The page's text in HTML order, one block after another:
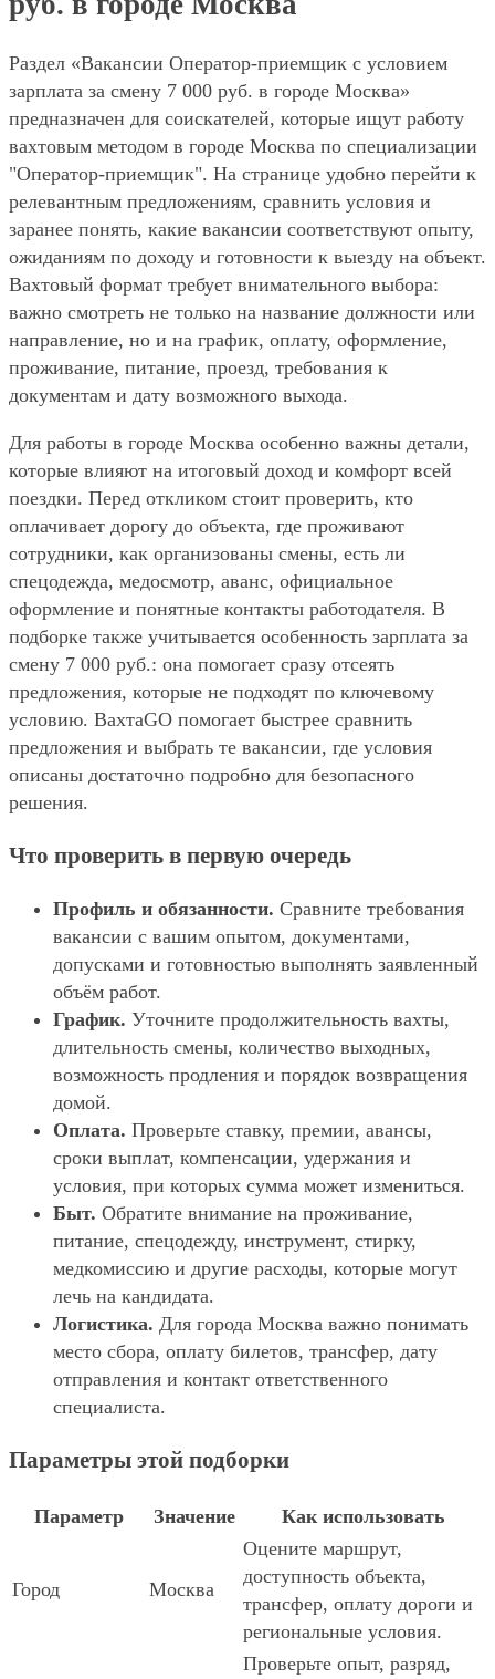
Раздел «Вакансии Оператор-приемщик с условием
зарплата за смену 7 000 руб. в городе Москва»
предназначен для соискателей, которые ищут работу
вахтовым методом в городе Москва по специализации
"Оператор-приемщик". На странице удобно перейти к
релевантным предложениям, сравнить условия и
заранее понять, какие вакансии соответствуют опыту,
ожиданиям по доходу и готовности к выезду на объект.
Вахтовый формат требует внимательного выбора:
важно смотреть не только на название должности или
направление, но и на график, оплату, оформление,
проживание, питание, проезд, требования к
документам и дату возможного выхода.
Для работы в городе Москва особенно важны детали,
которые влияют на итоговый доход и комфорт всей
поездки. Перед откликом стоит проверить, кто
оплачивает дорогу до объекта, где проживают
сотрудники, как организованы смены, есть ли
спецодежда, медосмотр, аванс, официальное
оформление и понятные контакты работодателя. В
подборке также учитывается особенность зарплата за
смену 7 000 руб.: она помогает сразу отсеять
предложения, которые не подходят по ключевому
условию. ВахтаGO помогает быстрее сравнить
предложения и выбрать те вакансии, где условия
описаны достаточно подробно для безопасного
решения.
Что проверить в первую очередь
Профиль и обязанности. Сравните требования
вакансии с вашим опытом, документами,
допусками и готовностью выполнять заявленный
объём работ.
График. Уточните продолжительность вахты,
длительность смены, количество выходных,
возможность продления и порядок возвращения
домой.
Оплата. Проверьте ставку, премии, авансы,
сроки выплат, компенсации, удержания и
условия, при которых сумма может измениться.
Быт. Обратите внимание на проживание,
питание, спецодежду, инструмент, стирку,
медкомиссию и другие расходы, которые могут
лечь на кандидата.
Логистика. Для города Москва важно понимать
место сбора, оплату билетов, трансфер, дату
отправления и контакт ответственного
специалиста.
Параметры этой подборки
Параметр Значение Как использовать
Город Москва
Оцените маршрут,
доступность объекта,
трансфер, оплату дороги и
региональные условия.
Проверьте опыт, разряд,